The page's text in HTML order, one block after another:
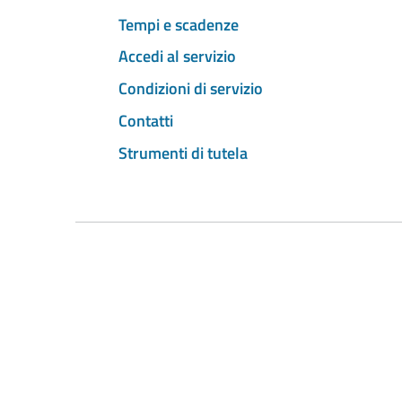
Tempi e scadenze
Accedi al servizio
Condizioni di servizio
Contatti
Strumenti di tutela